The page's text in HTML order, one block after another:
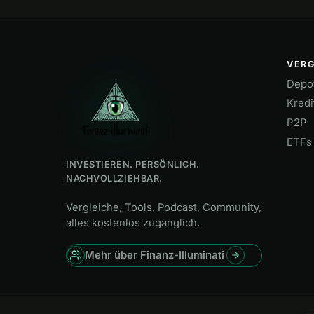
INVESTIEREN. PERSÖNLICH.
NACHVOLLZIEHBAR.
Vergleiche, Tools, Podcast, Community,
alles kostenlos zugänglich.
Mehr über Finanz-Illuminati
P2P